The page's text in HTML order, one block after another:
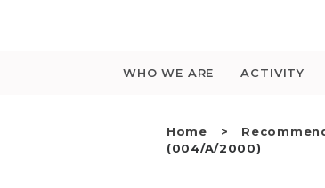
WHO WE ARE ACTIVITY
Home
(004/A/2000)